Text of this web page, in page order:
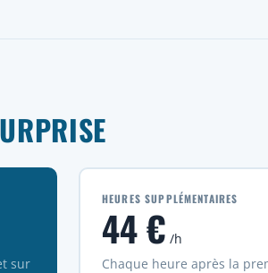
sur
HEURES SUPPLÉMENTAIRES
44 € /h
Chaque heure après la